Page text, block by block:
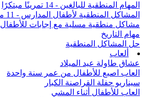
المهام المنطقية للبالغين - 14 تمرينًا مبتكرًا
المشاكل المنطقية لأطفال المدارس - 11 مهمة براعة
مشاكل منطقية مسلية مع إجابات للأطفال
مهام التاريخ
حل المشاكل المنطقية
ألعاب
عشاق طاولة عيد الميلاد
العاب اصبع للأطفال من عمر سنة واحدة
سيناريو حفلة القراصنة الكبار
العاب للأطفال أثناء المشي